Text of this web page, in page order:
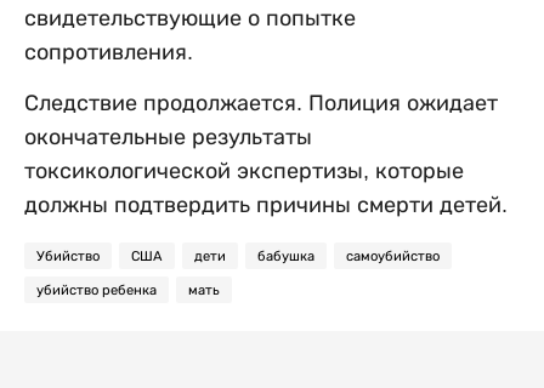
свидетельствующие о попытке
сопротивления.
Следствие продолжается. Полиция ожидает
окончательные результаты
токсикологической экспертизы, которые
должны подтвердить причины смерти детей.
Убийство США дети бабушка самоубийство
убийство ребенка мать